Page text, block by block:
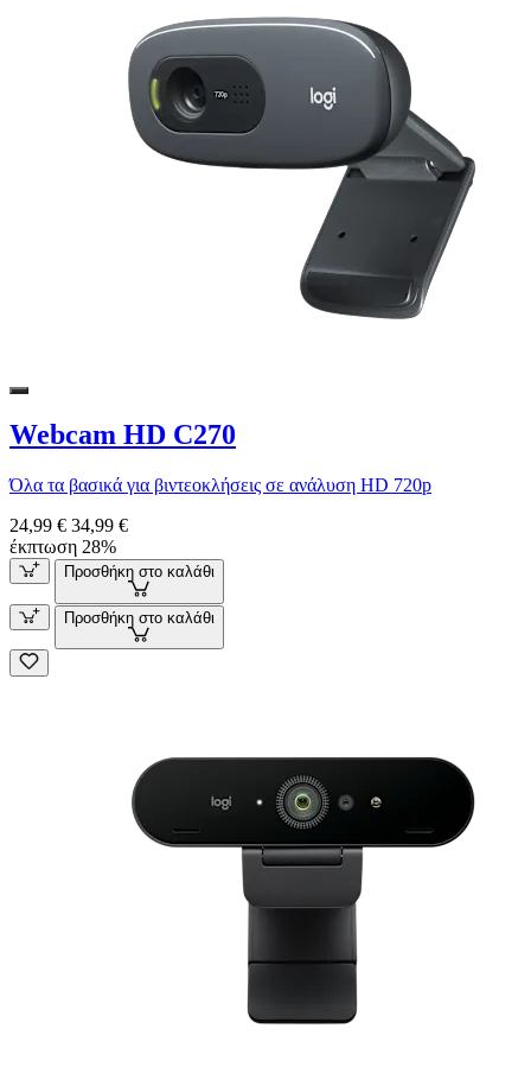
Webcam HD C270
Όλα τα βασικά για βιντεοκλήσεις σε ανάλυση HD 720p
24,99 € 34,99 €
έκπτωση 28%
Προσθήκη στο καλάθι
Προσθήκη στο καλάθι